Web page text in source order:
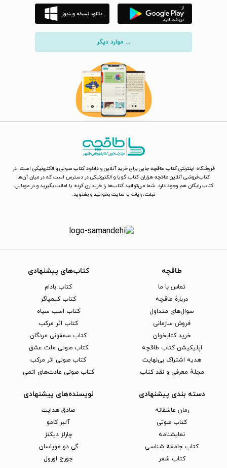
... موارد دیگر
فروشگاه اینترنتی کتاب طاقچه جایی برای خرید آنلاین و دانلود کتاب صوتی و الکترونیکی است. در
کتاب‌فروشی آنلاین طاقچه هزاران کتاب گویا و الکترونیکی در دسترس است که در میان آن‌ها
کتاب رایگان هم وجود دارد. شما می‌توانید کتاب‌ها را خریداری کرده یا امانت بگیرید و در موبایل،
تبلت، رایانه یا سایت بخوانید و بشنوید.
طاقچه
تماس با ما
دربارهٔ طاقچه
سوال‌های متداول
فروش سازمانی
خرید کتابخوان
اپلیکیشن کتاب طاقچه
هدیه اشتراک بی‌نهایت
مجلهٔ معرفی و نقد کتاب
کتاب‌های پیشنهادی
کتاب بادام
کتاب کیمیاگر
کتاب اسب سیاه
کتاب اثر مرکب
کتاب سمفونی مردگان
کتاب صوتی ملت عشق
کتاب صوتی اثر مرکب
کتاب صوتی عادت‌های اتمی
دسته بندی پیشنهادی
رمان عاشقانه
کتاب‌ صوتی
نمایشنامه
کتاب جامعه شناسی
کتاب شعر
نویسنده‌های پیشنهادی
صادق هدایت
آلبر کامو
چارلز دیکنز
گی دو موپاسان
جورج اورول